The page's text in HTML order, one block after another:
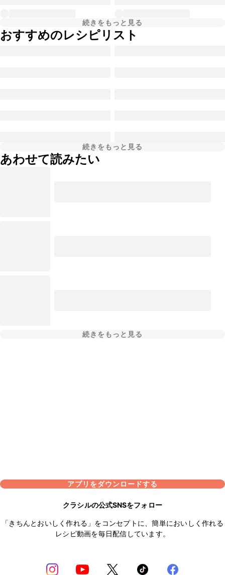
続きをもっと見る
おすすめのレシピリスト
続きをもっと見る
あわせて読みたい
続きをもっと見る
アプリをダウンロードする
クラシルの公式SNSをフォロー
「きちんとおいしく作れる」をコンセプトに、簡単においしく作れる
レシピ動画を毎日配信しています。